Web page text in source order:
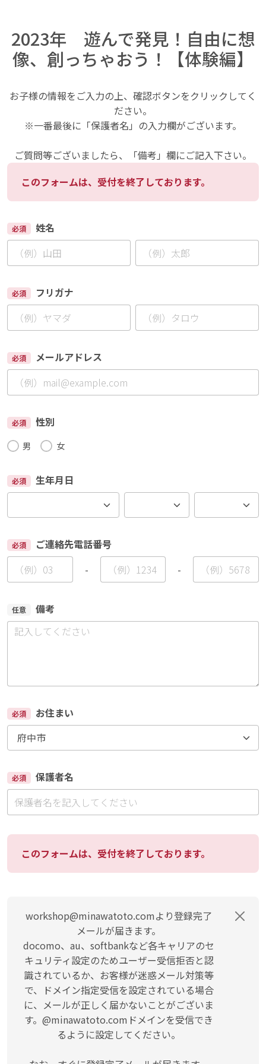
2023年 遊んで発見！自由に想
像、創っちゃおう！【体験編】
お子様の情報をご入力の上、確認ボタンをクリックしてく
ださい。
※一番最後に「保護者名」の入力欄がございます。
ご質問等ございましたら、「備考」欄にご記入下さい。
このフォームは、受付を終了しております。
必須 姓名
必須 フリガナ
必須 メールアドレス
必須 性別
男 女
必須 生年月日
必須
ご連絡先電話番号
-
-
任意 備考
必須 お住まい
必須 保護者名
このフォームは、受付を終了しております。
workshop@minawatoto.comより登録完了
メールが届きます。
docomo、au、softbankなど各キャリアのセ
キュリティ設定のためユーザー受信拒否と認
識されているか、お客様が迷惑メール対策等
で、ドメイン指定受信を設定されている場合
に、メールが正しく届かないことがございま
す。@minawatoto.comドメインを受信でき
るように設定してください。